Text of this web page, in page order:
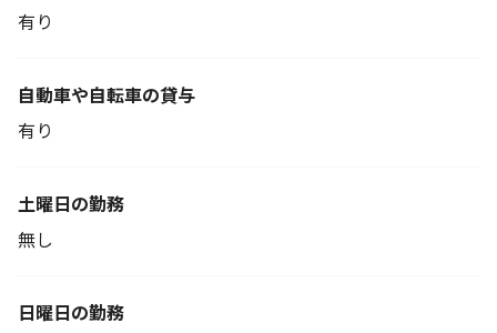
有り
自動車や自転車の貸与
有り
土曜日の勤務
無し
日曜日の勤務